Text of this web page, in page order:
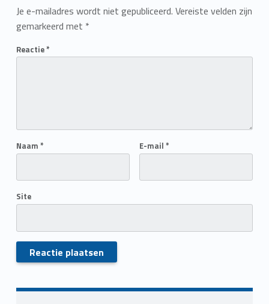
Je e-mailadres wordt niet gepubliceerd. Vereiste velden zijn
gemarkeerd met *
Reactie*
Naam * E-mail *
Site